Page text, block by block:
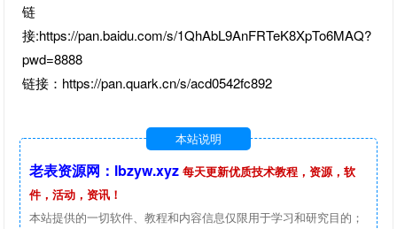
链
接:https://pan.baidu.com/s/1QhAbL9AnFRTeK8XpTo6MAQ?
pwd=8888
链接：https://pan.quark.cn/s/acd0542fc892
本站说明
老表资源网：lbzyw.xyz 每天更新优质技术教程，资源，软
件，活动，资讯！
本站提供的一切软件、教程和内容信息仅限用于学习和研究目的；